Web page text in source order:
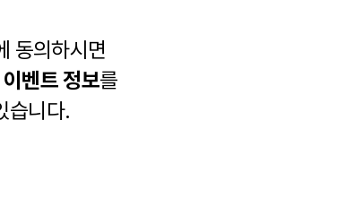
동의하시면
이벤트 정보를
습니다.